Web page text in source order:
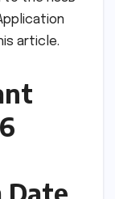
article.
Date